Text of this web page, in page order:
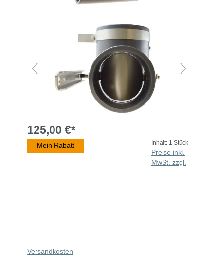
125,00 €*
Mein Rabatt Inhalt: 1 Stück
Preise inkl.
MwSt. zzgl.
Versandkosten